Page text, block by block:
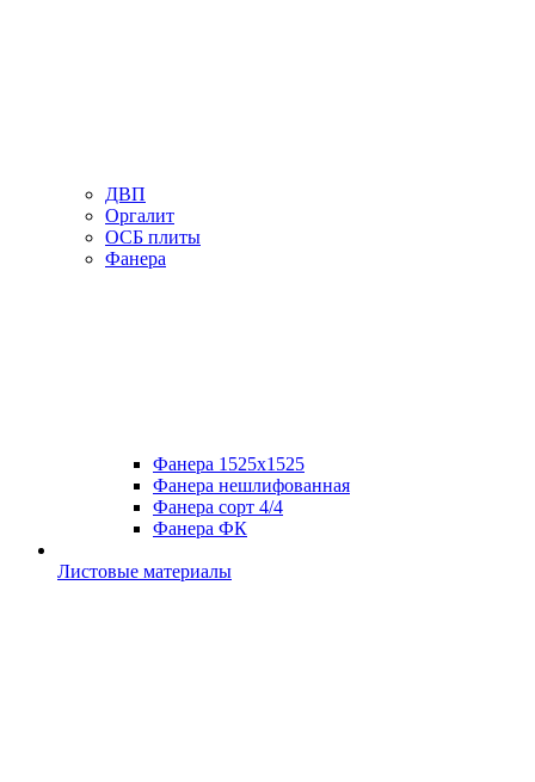
ДВП
Оргалит
ОСБ плиты
Фанера
Фанера 1525х1525
Фанера нешлифованная
Фанера сорт 4/4
Фанера ФК
Листовые материалы